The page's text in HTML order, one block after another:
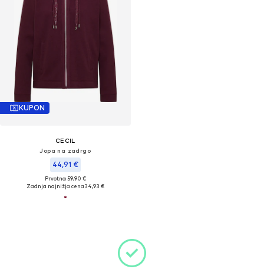
KUPON
CECIL
Jopa na zadrgo
44,91 €
Prvotno: 59,90 €
Zadnja najnižja cena34,93 €